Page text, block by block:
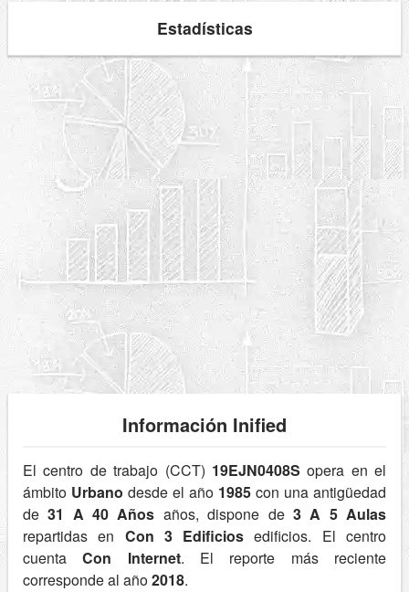
Estadísticas
Información Inified
El centro de trabajo (CCT) 19EJN0408S opera en el
ámbito Urbano desde el año 1985 con una antigüedad
de31 A 40 Años años, dispone de 3 A 5 Aulas
repartidas en Con 3 Edificios edificios. El centro
cuentaCon Internet. El reporte más reciente
corresponde al año2018.